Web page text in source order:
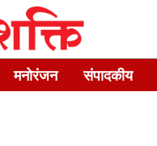
मनोरंजन संपादकीय